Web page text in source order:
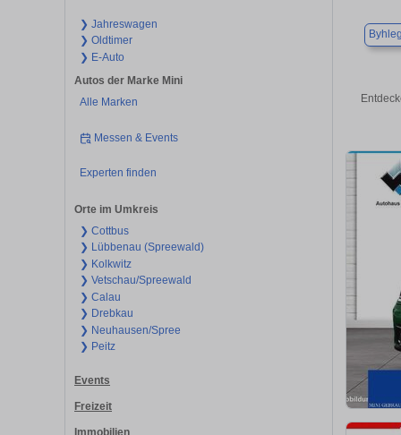
❯ Jahreswagen
❯ Oldtimer
❯ E-Auto
Autos der Marke Mini
Alle Marken
Messen & Events
Experten finden
Orte im Umkreis
❯ Cottbus
❯ Lübbenau (Spreewald)
❯ Kolkwitz
❯ Vetschau/Spreewald
❯ Calau
❯ Drebkau
❯ Neuhausen/Spree
❯ Peitz
Events
Freizeit
Immobilien